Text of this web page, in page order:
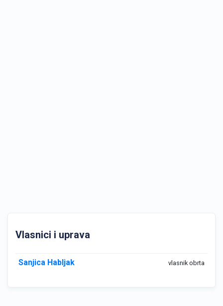
Vlasnici i uprava
Sanjica Habljak vlasnik obrta